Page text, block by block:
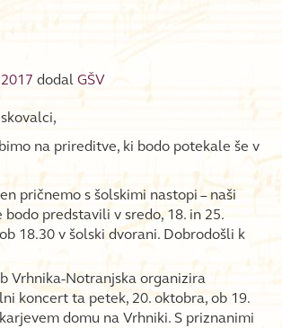
dodal GŠV
na prireditve, ki bodo potekale še v
pričnemo s šolskimi nastopi – naši
bodo predstavili v sredo, 18. in 25.
18.30 v šolski dvorani. Dobrodošli k
Vrhnika-Notranjska organizira
koncert ta petek, 20. oktobra, ob 19.
domu na Vrhniki. S priznanimi